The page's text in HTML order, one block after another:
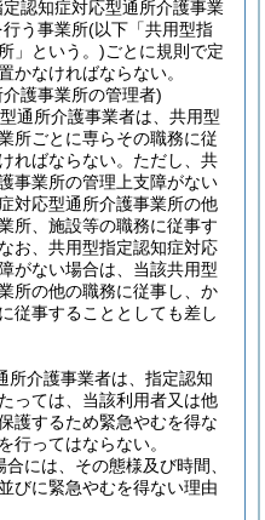
認知症対応型通所介護事業
う事業所(以下「共用型指
」という。)ごとに規則で定
かなければならない。
護事業所の管理者)
通所介護事業者は、共用型
所ごとに専らその職務に従
ればならない。 ただし、共
事業所の管理上支障がない
対応型通所介護事業所の他
所、施設等の職務に従事す
なお、共用型指定認知症対応
がない場合は、当該共用型
所の他の職務に従事し、か
従事することとしても差し
所介護事業者は、指定認知
っては、当該利用者又は他
護するため緊急やむを得な
行ってはならない。
には、その態様及び時間、
びに緊急やむを得ない理由